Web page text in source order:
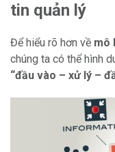
tin quản lý
Để hiểu rõ hơn về mô
chúng ta có thể hình
“đầu vào – xử lý –